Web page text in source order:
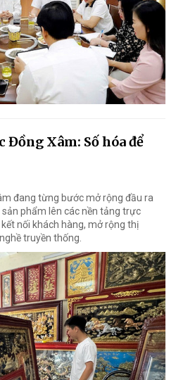
Đồng Xâm: Số hóa để
đang từng bước mở rộng đầu ra
phẩm lên các nền tảng trực
nối khách hàng, mở rộng thị
truyền thống.